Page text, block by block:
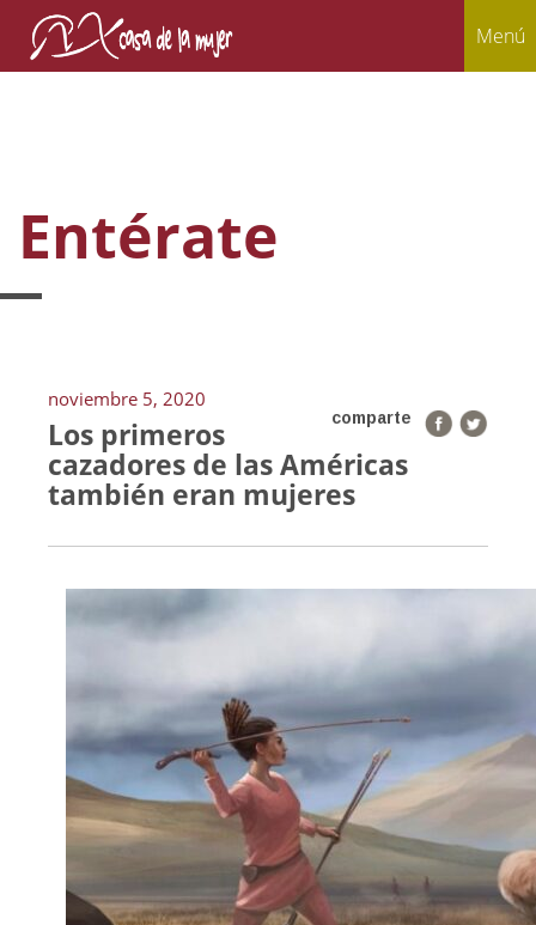
Menú
Entérate
noviembre 5, 2020
comparte
Los primeros
cazadores de las Américas
también eran mujeres